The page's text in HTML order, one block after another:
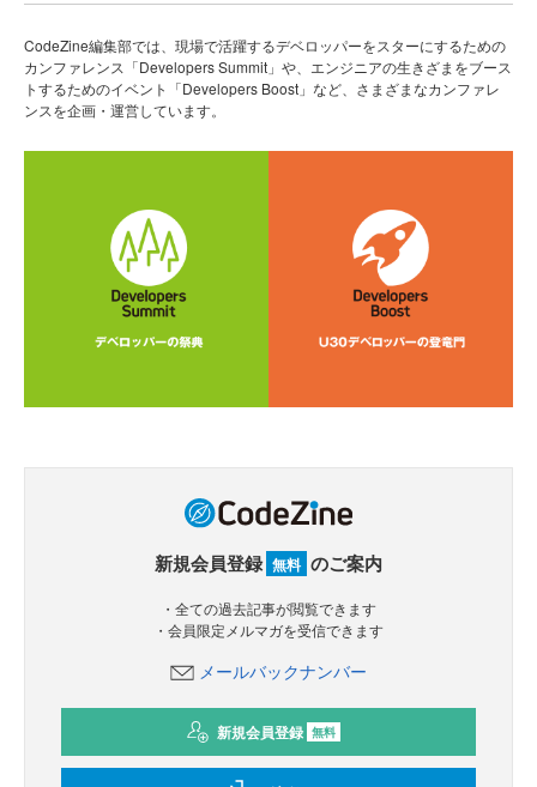
CodeZine編集部では、現場で活躍するデベロッパーをスターにするための
カンファレンス「Developers Summit」や、エンジニアの生きざまをブース
トするためのイベント「Developers Boost」など、さまざまなカンファレ
ンスを企画・運営しています。
新規会員登録 無料 のご案内
・全ての過去記事が閲覧できます
・会員限定メルマガを受信できます
メールバックナンバー
新規会員登録 無料